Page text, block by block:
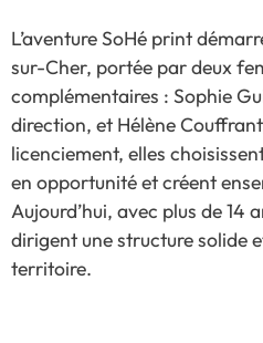
L’aventure SoHé print
sur-Cher, portée par deux
complémentaires : Sophie
direction, et Hélène
licenciement, elles
en opportunité et créent
Aujourd’hui, avec plus de 14
dirigent une structure solide
territoire.